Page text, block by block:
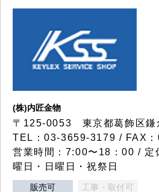
(株)内匠金物
〒125-0053 東京都葛飾区鎌
TEL：03-3659-3179 / FAX
営業時間：7:00〜18：00 / 定
曜日・日曜日・祝祭日
販売可 工事・取付可